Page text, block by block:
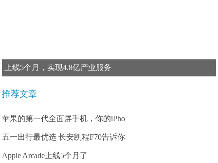
上线5个月，实现4.8亿产业服务
推荐文章
苹果的第一代全面屏手机，你的iPho
五一出行最优选 长安凯程F70告诉你
Apple Arcade上线5个月了